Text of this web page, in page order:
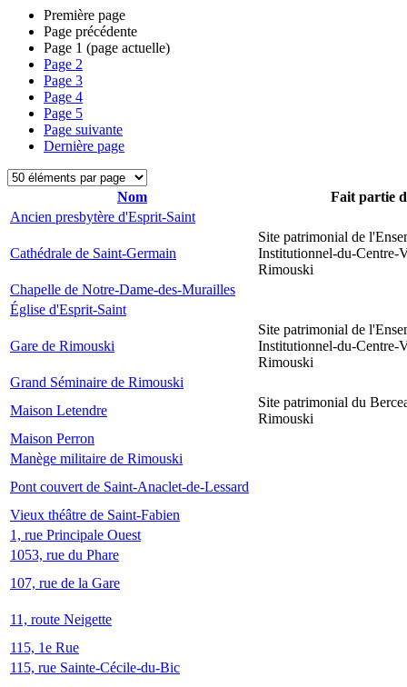
Première page
Page précédente
Page 1 (page actuelle)
Page 2
Page 3
Page 4
Page 5
Page suivante
Dernière page
Nom
Fait partie
Ancien presbytère d'Esprit-Saint
Cathédrale de Saint-Germain
Site patrimonial de
Institutionnel-du-Centre-
Rimouski
Chapelle de Notre-Dame-des-Murailles
Église d'Esprit-Saint
Gare de Rimouski
Site patrimonial de
Institutionnel-du-Centre-
Rimouski
Grand Séminaire de Rimouski
Maison Letendre
Site patrimonial du
Rimouski
Maison Perron
Manège militaire de Rimouski
Pont couvert de Saint-Anaclet-de-Lessard
Vieux théâtre de Saint-Fabien
1, rue Principale Ouest
1053, rue du Phare
107, rue de la Gare
11, route Neigette
115, 1e Rue
115, rue Sainte-Cécile-du-Bic